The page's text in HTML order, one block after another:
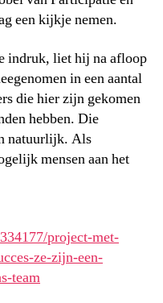
een kijkje nemen.
indruk, liet hij na afloop
in een aantal
die hier zijn gekomen
hebben. Die
natuurlijk. Als
mensen aan het
project-met-
ze-zijn-een-
team